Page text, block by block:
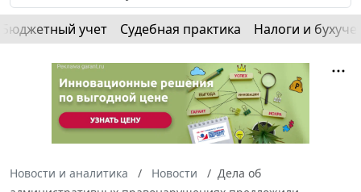
Бюджетный учет Судебная практика Налоги и
Новости и аналитика Новости
Дела об